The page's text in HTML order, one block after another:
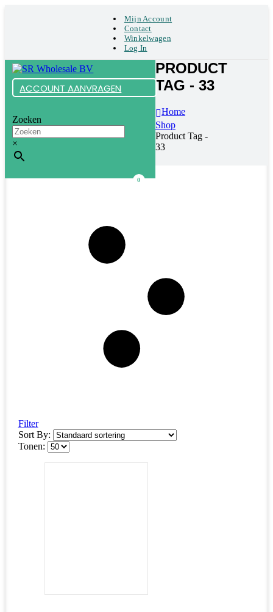
Mijn Account
Contact
Winkelwagen
Log In
ACCOUNT AANVRAGEN
Zoeken
×
0
PRODUCT
TAG - 33
Home
Shop
Product Tag -
33
Filter
Sort By:
Tonen: